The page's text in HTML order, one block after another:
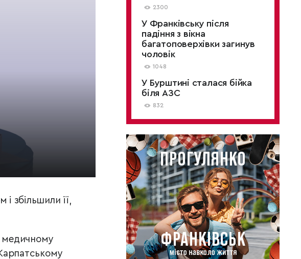
збільшили її,
медичному
2300
У Франківську після
падіння з вікна
багатоповерхівки загинув
чоловік
1048
У Бурштині сталася бійка
біля АЗС
832